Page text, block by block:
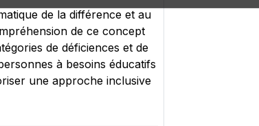
de la différence et au
de ce concept
de déficiences et de
à besoins éducatifs
une approche inclusive